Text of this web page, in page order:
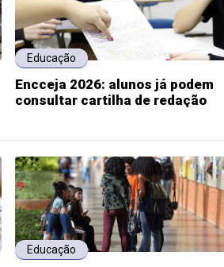
Educação
Encceja 2026: alunos já podem
consultar cartilha de redação
Educação